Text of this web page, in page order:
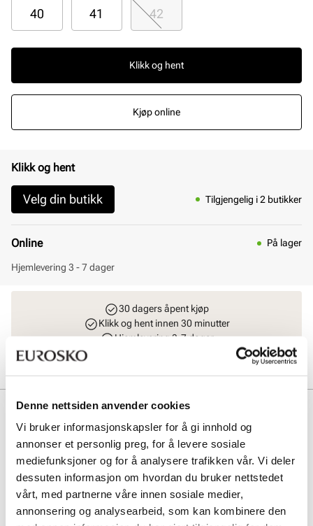
Denne nettsiden anvender cookies
Vi bruker informasjonskapsler for å gi innhold og
annonser et personlig preg, for å levere sosiale
mediefunksjoner og for å analysere trafikken vår. Vi deler
dessuten informasjon om hvordan du bruker nettstedet
vårt, med partnerne våre innen sosiale medier,
annonsering og analysearbeid, som kan kombinere den
40 41 42
Klikk og hent
Kjøp online
Klikk og hent
Velg din butikk Tilgjengelig i 2 butikker
Online På lager
Hjemlevering 3 - 7 dager
30 dagers åpent kjøp
Klikk og hent innen 30 minutter
Hjemlevering 3-7 dager
Beskrivelse
Naturfarget ballerinasko fra Unified. En tidløs modell med ovalt
tåparti og en justerbar reim over vristen for sikker og komfortabel
passform. Skoen har et rent og klassisk uttrykk. Overdelen og fôret
er laget i syntetisk materiale.
Art. nr31263008